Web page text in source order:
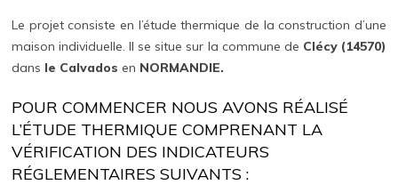
Le projet consiste en l’étude thermique de la construction d’une
maison individuelle. Il se situe sur la commune de Clécy (14570)
dans le Calvadosen NORMANDIE.
POUR COMMENCER NOUS AVONS RÉALISÉ
L’ÉTUDE THERMIQUE COMPRENANT LA
VÉRIFICATION DES INDICATEURS
RÉGLEMENTAIRES SUIVANTS :